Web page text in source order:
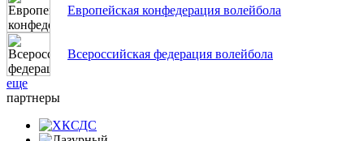
Европейская конфедерация волейбола
Всероссийская федерация волейбола
еще
партнеры